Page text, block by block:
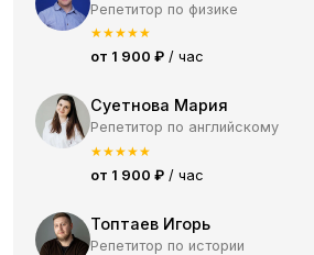
Репетитор по физике
★★★★★
от 1 900 ₽ / час
Суетнова Мария
Репетитор по английскому
★★★★★
от 1 900 ₽ / час
Топтаев Игорь
Репетитор по истории